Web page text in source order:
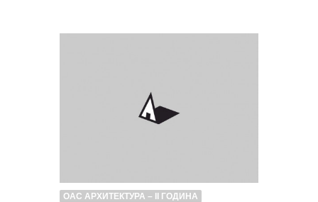
ОАС АРХИТЕКТУРА – II ГОДИНА